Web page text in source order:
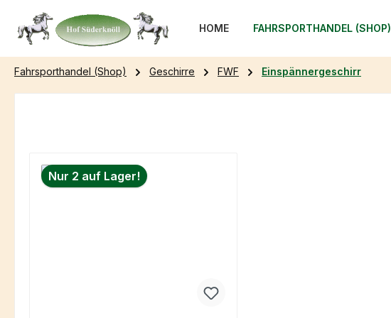
Hauptinhalt springen
Zur Suche springen
Zur Hauptnavigation springen
HOME FAHRSPORTHANDEL (SHOP)
Fahrsporthandel (Shop) Geschirre FWF Einspännergeschirr
Nur 2 auf Lager!